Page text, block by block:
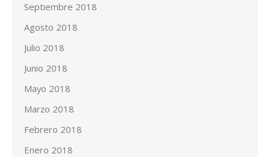
Septiembre 2018
Agosto 2018
Julio 2018
Junio 2018
Mayo 2018
Marzo 2018
Febrero 2018
Enero 2018